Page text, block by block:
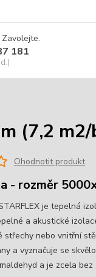
181
(7,2 m2/
Ohodnotit produkt
- rozměr
je tepelná
a akustické
střechy nebo vnitřní
a vyznačuje se
a je zcela bez